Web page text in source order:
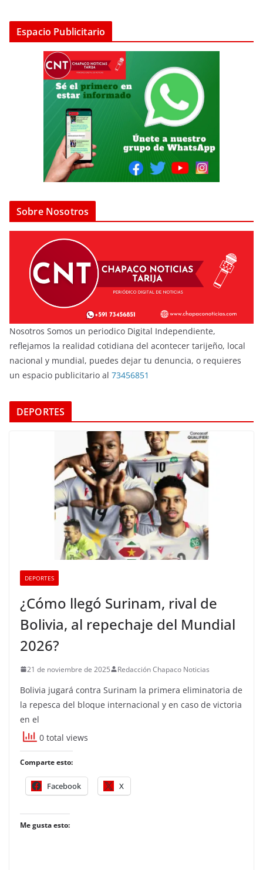
Espacio Publicitario
Sobre Nosotros
Nosotros Somos un periodico Digital Independiente,
reflejamos la realidad cotidiana del acontecer tarijeño, local
nacional y mundial, puedes dejar tu denuncia, o requieres
un espacio publicitario al 73456851
DEPORTES
DEPORTES
¿Cómo llegó Surinam, rival de
Bolivia, al repechaje del Mundial
2026?
21 de noviembre de 2025 Redacción Chapaco Noticias
Bolivia jugará contra Surinam la primera eliminatoria de
la repesca del bloque internacional y en caso de victoria
en el
0 total views
Comparte esto:
Facebook X
Me gusta esto: